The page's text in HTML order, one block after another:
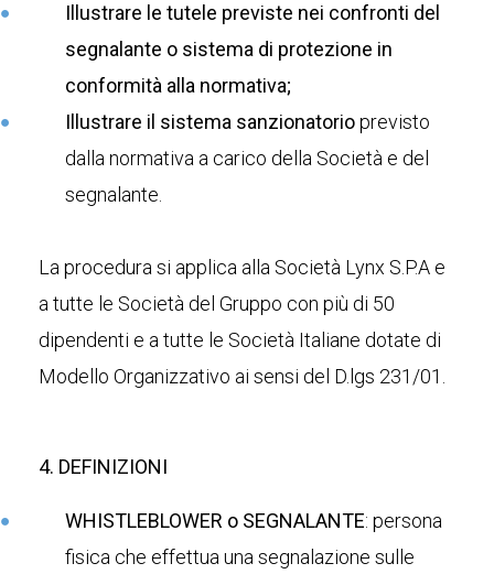
Illustrare le tutele previste nei confronti del
segnalante o sistema di protezione in
conformità alla normativa;
Illustrare il sistema sanzionatorioprevisto
dalla normativa a carico della Società e del
segnalante.
La procedura si applica alla Società Lynx S.P.A e
a tutte le Società del Gruppo con più di 50
dipendenti e a tutte le Società Italiane dotate di
Modello Organizzativo ai sensi del D.lgs 231/01.
4. DEFINIZIONI
WHISTLEBLOWER o SEGNALANTE: persona
fisica che effettua una segnalazione sulle